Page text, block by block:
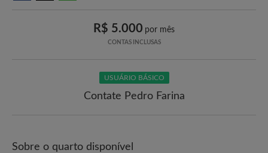
R$ 5.000 por mês
CONTAS INCLUSAS
USUÁRIO BÁSICO
Contate Pedro Farina
Sobre o quarto disponível